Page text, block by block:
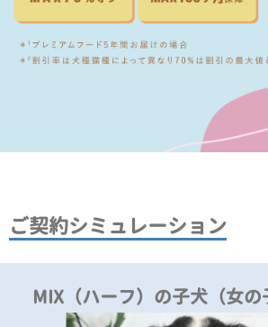
ご契約シミュレーション
MIX（ハーフ）の子犬（女